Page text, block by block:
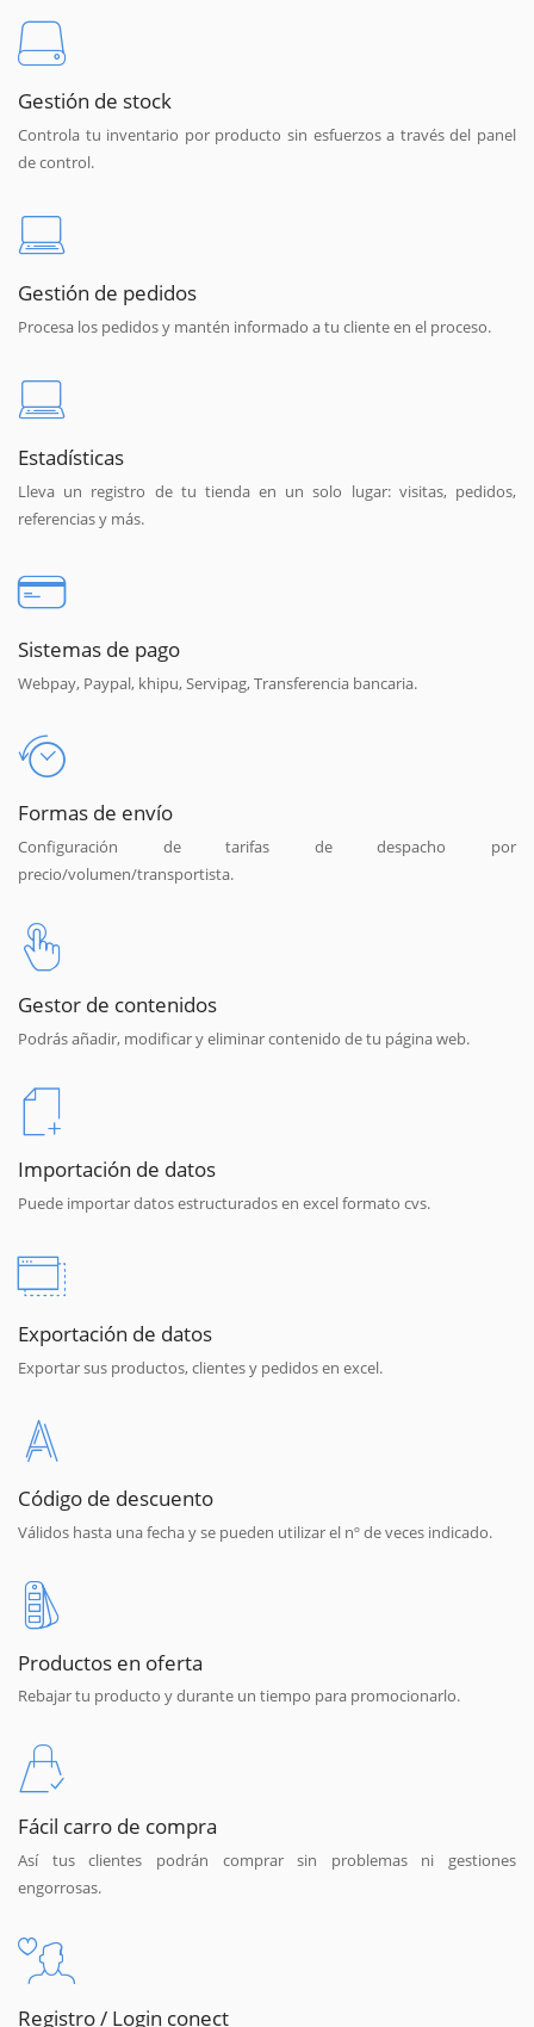
Gestión de stock
Controla tu inventario por producto sin esfuerzos a través del panel
de control.
Gestión de pedidos
Procesa los pedidos y mantén informado a tu cliente en el proceso.
Estadísticas
Lleva un registro de tu tienda en un solo lugar: visitas, pedidos,
referencias y más.
Sistemas de pago
Webpay, Paypal, khipu, Servipag, Transferencia bancaria.
Formas de envío
Configuración de tarifas de despacho por
precio/volumen/transportista.
Gestor de contenidos
Podrás añadir, modificar y eliminar contenido de tu página web.
Importación de datos
Puede importar datos estructurados en excel formato cvs.
Exportación de datos
Exportar sus productos, clientes y pedidos en excel.
Código de descuento
Válidos hasta una fecha y se pueden utilizar el nº de veces indicado.
Productos en oferta
Rebajar tu producto y durante un tiempo para promocionarlo.
Fácil carro de compra
Así tus clientes podrán comprar sin problemas ni gestiones
engorrosas.
Registro / Login conect